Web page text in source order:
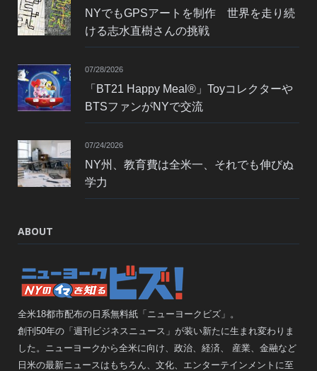
NYでもGPSアートを制作 世界を走り続
ける志水直樹さんの挑戦
07/28/2026
「BT21 Happy Meal®」Toyコレクターや
BTSファンがNYで交流
07/24/2026
NY州、教育費は全米一、それでも伸びぬ
学力
ABOUT
全米18都市配布の日系無料紙「ニューヨークビズ」。
創刊50年の「週刊ビジネスニュース」が装い新たに生まれ変わりま
した。ニューヨークから全米に向け、政治、経済、 産業、金融など
日米の最新ニュースはもちろん、文化、エンターテインメントに至